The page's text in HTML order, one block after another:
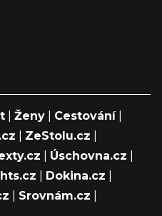
Ženy Cestování|
ZeStolu.cz
Úschovna.cz
Dokina.cz
Srovnám.cz